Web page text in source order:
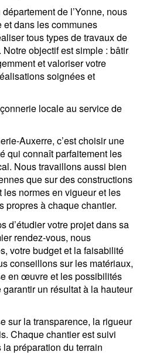
de l’Yonne, nous
dans les communes
tous types de travaux de
objectif est simple : bâtir
et valoriser votre
soignées et
locale au service de
Auxerre, c’est choisir une
qui connaît parfaitement les
Nous travaillons aussi bien
que sur des constructions
les normes en vigueur et les
propres à chaque chantier.
d’étudier votre projet dans sa
rendez-vous, nous
votre budget et la faisabilité
conseillons sur les matériaux,
en œuvre et les possibilités
garantir un résultat à la hauteur
sur la transparence, la rigueur
Chaque chantier est suivi
préparation du terrain